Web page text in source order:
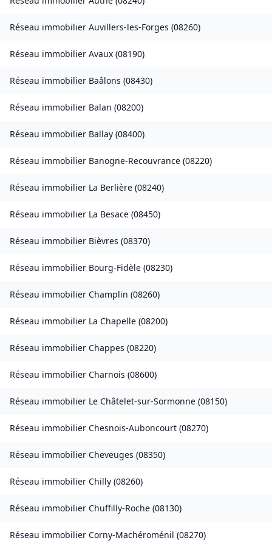
Réseau immobilier Auvillers-les-Forges (08260)
Réseau immobilier Avaux (08190)
Réseau immobilier Baâlons (08430)
Réseau immobilier Balan (08200)
Réseau immobilier Ballay (08400)
Réseau immobilier Banogne-Recouvrance (08220)
Réseau immobilier La Berlière (08240)
Réseau immobilier La Besace (08450)
Réseau immobilier Bièvres (08370)
Réseau immobilier Bourg-Fidèle (08230)
Réseau immobilier Champlin (08260)
Réseau immobilier La Chapelle (08200)
Réseau immobilier Chappes (08220)
Réseau immobilier Charnois (08600)
Réseau immobilier Le Châtelet-sur-Sormonne (08150)
Réseau immobilier Chesnois-Auboncourt (08270)
Réseau immobilier Cheveuges (08350)
Réseau immobilier Chilly (08260)
Réseau immobilier Chuffilly-Roche (08130)
Réseau immobilier Corny-Machéroménil (08270)